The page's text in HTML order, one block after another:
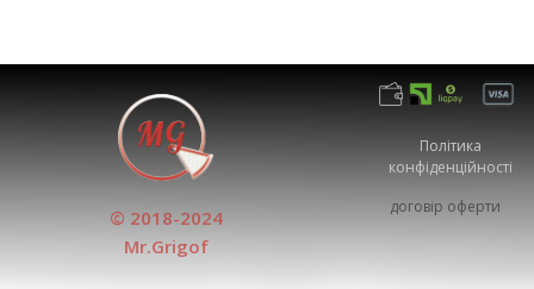
© 2018-2024
Mr.Grigof
Політика
конфіденційності
договір оферти